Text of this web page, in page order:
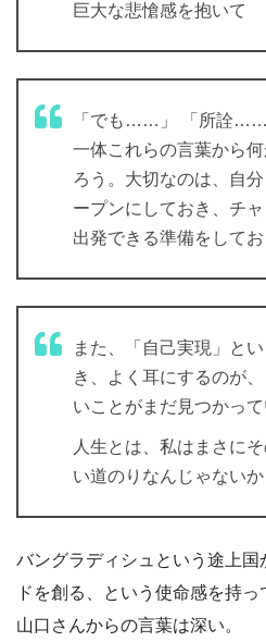
巨大な悲愴感を抱いて
「でも……」 「所詮
一体これらの言葉から
ろう。大切なのは、自
ープンにしておき、チ
出発できる準備をしてお
また、「自己実現」と
き、よく耳にするのが
いことがまだ見つかっ
人生とは、私はまさに
い道のりなんじゃないか
バングラディシュという途上
ドを創る、という使命感を持
山口さんからの言葉は深い。